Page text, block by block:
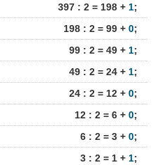
397 : 2 = 198 + 1;
198 : 2 = 99 + 0;
99 : 2 = 49 + 1;
49 : 2 = 24 + 1;
24 : 2 = 12 + 0;
12 : 2 = 6 + 0;
6 : 2 = 3 + 0;
3 : 2 = 1 + 1;